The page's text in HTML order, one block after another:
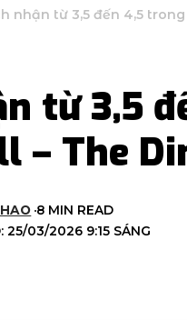
nhận từ 3,5 đến 4,5
từ 3,5
– The
25/03/2026 9:15 SÁNG
8 MIN READ